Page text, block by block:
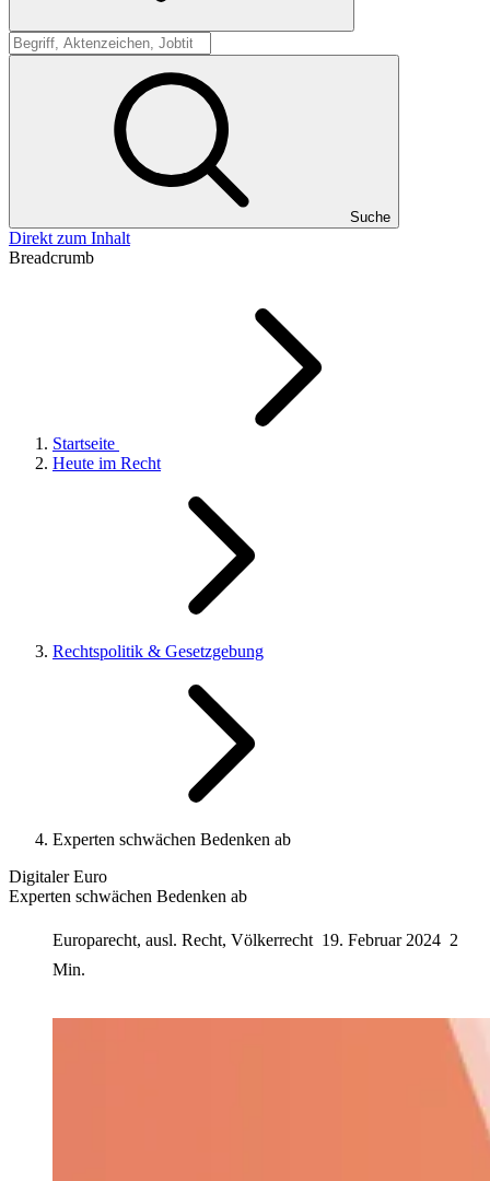
Suche
Suche
Direkt zum Inhalt
Breadcrumb
Startseite
Heute im Recht
Rechtspolitik & Gesetzgebung
Experten schwächen Bedenken ab
Digitaler Euro
Experten schwächen Bedenken ab
Europarecht, ausl. Recht, Völkerrecht 19. Februar 2024 2
Min.